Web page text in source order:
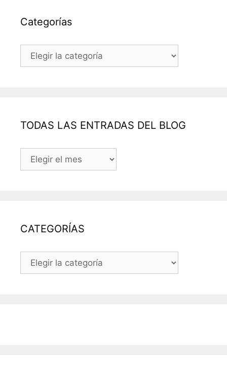
Categorías
Categorías
TODAS LAS ENTRADAS DEL BLOG
TODAS
CATEGORÍAS
CATEGORÍAS